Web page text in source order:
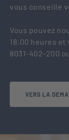
vous conseille
Vous pouvez
18:00 heures et
8031-402-200
VERS LA